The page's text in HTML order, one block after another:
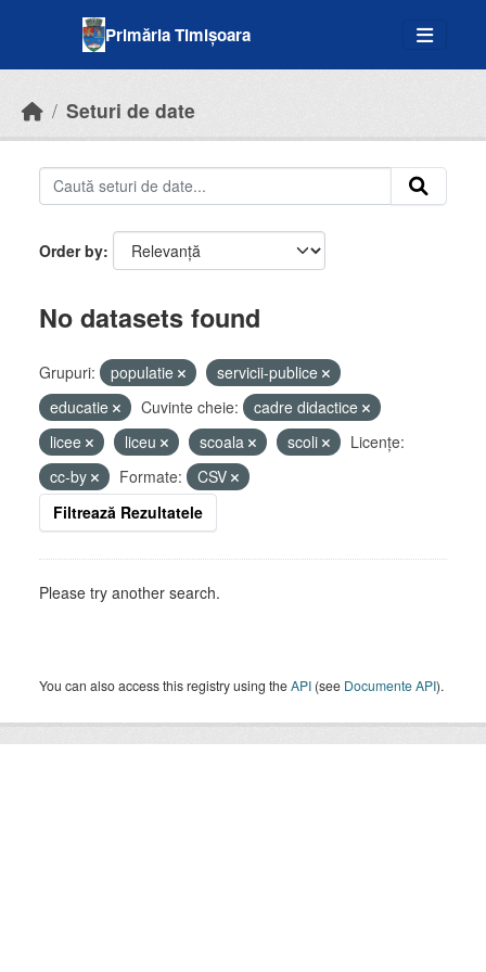
Primăria Timișoara
Seturi de date
Order by
No datasets found
Grupuri: populatie
servicii-publice
educatie
Cuvinte cheie:
cadre didactice
licee
liceu scoala scoli
Licenţe:
cc-by
Formate:
CSV
Filtrează Rezultatele
Please try another search.
You can also access this registry using theAPI (see Documente API).